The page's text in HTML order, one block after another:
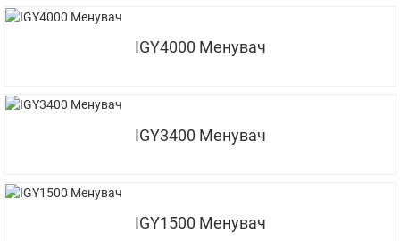
IGY4000 Менувач
IGY3400 Менувач
IGY1500 Менувач